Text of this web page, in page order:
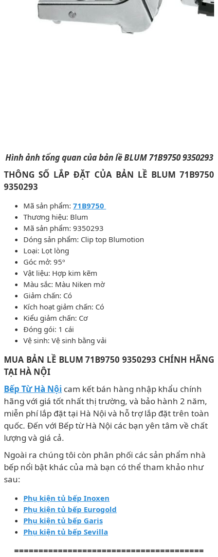
Hình ảnh tổng quan của bản lề BLUM 71B9750 9350293
THÔNG SỐ LẮP ĐẶT CỦA BẢN LỀ BLUM 71B9750
9350293
Mã sản phẩm: 71B9750
Thương hiệu: Blum
Mã sản phẩm: 9350293
Dóng sản phẩm: Clip top Blumotion
Loại: Lọt lòng
Góc mở: 95º
Vật liệu: Hợp kim kẽm
Màu sắc: Màu Niken mờ
Giảm chấn: Có
Kích hoạt giảm chấn: Có
Kiểu giảm chấn: Cơ
Đóng gói: 1 cái
Vệ sinh: Vệ sinh bằng vải
MUA BẢN LỀ BLUM 71B9750 9350293 CHÍNH HÃNG
TẠI HÀ NỘI
Bếp Từ Hà Nội cam kết bán hàng nhập khẩu chính
hãng với giá tốt nhất thị trường, và bảo hành 2 năm,
miễn phí lắp đặt tại Hà Nội và hỗ trợ lắp đặt trên toàn
quốc. Đến với Bếp từ Hà Nội các bạn yên tâm về chất
lượng và giá cả.
Ngoài ra chúng tôi còn phân phối các sản phẩm nhà
bếp nổi bật khác của mà bạn có thể tham khảo như
sau:
Phụ kiện tủ bếp Inoxen
Phụ kiện tủ bếp Eurogold
Phụ kiện tủ bếp Garis
Phụ kiện tủ bếp Sevilla
=======================================